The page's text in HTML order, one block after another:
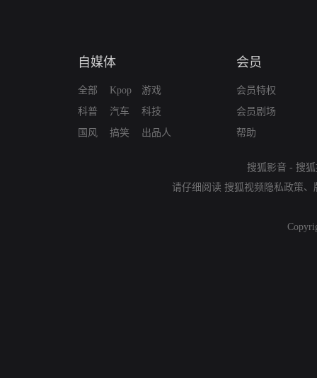
自媒体
全部
科普
国风
Kpop
汽车
搞笑
游戏
科技
出品人
会员
会员特权
会员剧场
帮助
搜狐影音 - 搜
请仔细阅读 搜狐视频隐私政策、